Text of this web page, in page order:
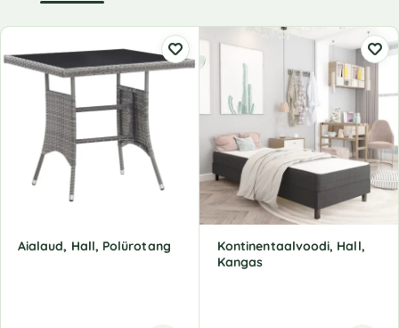
Aialaud, Hall, Polürotang
Kontinentaalvoodi, Hall,
Kangas